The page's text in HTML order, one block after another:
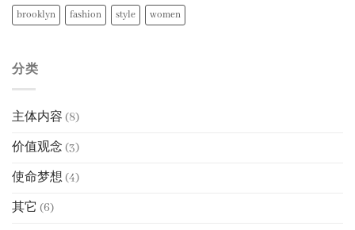
brooklyn fashion style women
分类
主体内容 (8)
价值观念 (3)
使命梦想(4)
其它 (6)